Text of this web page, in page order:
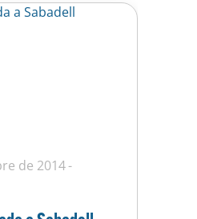
de 2014